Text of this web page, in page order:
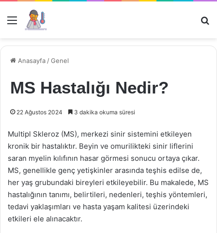
Menü
Anasayfa /Genel
MS Hastalığı Nedir?
22 Ağustos 2024 3 dakika okuma süresi
Multipl Skleroz (MS), merkezi sinir sistemini etkileyen
kronik bir hastalıktır. Beyin ve omurilikteki sinir liflerini
saran myelin kılıfının hasar görmesi sonucu ortaya çıkar.
MS, genellikle genç yetişkinler arasında teşhis edilse de,
her yaş grubundaki bireyleri etkileyebilir. Bu makalede, MS
hastalığının tanımı, belirtileri, nedenleri, teşhis yöntemleri,
tedavi yaklaşımları ve hasta yaşam kalitesi üzerindeki
etkileri ele alınacaktır.